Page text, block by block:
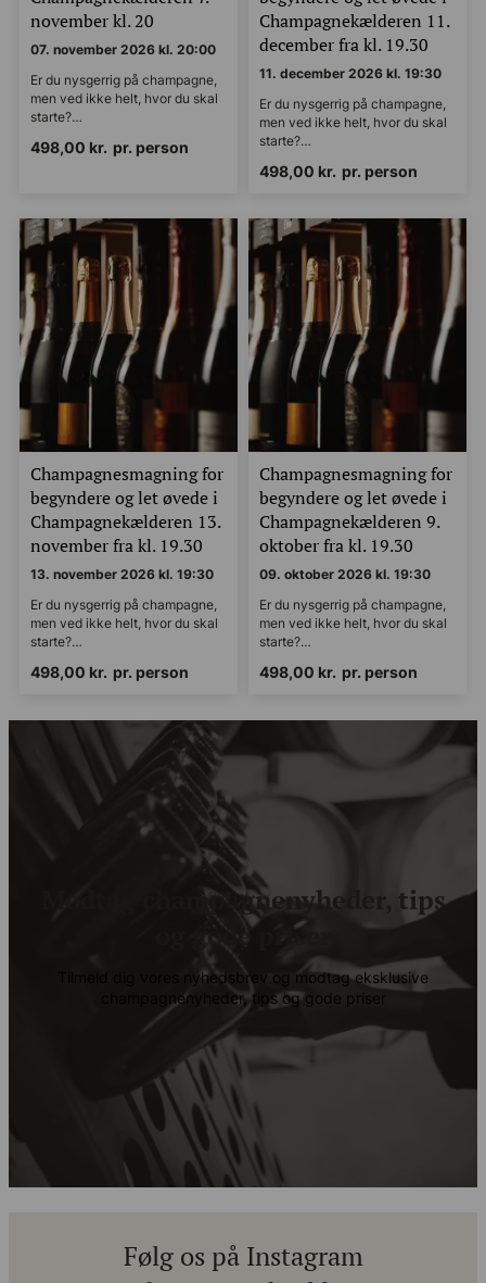
november kl. 20
07. november 2026 kl. 20:00
Er du nysgerrig på champagne,
men ved ikke helt, hvor du skal
starte?…
498,00 kr. pr. person
Champagnekælderen 11.
december fra kl. 19.30
11. december 2026 kl. 19:30
Er du nysgerrig på champagne,
men ved ikke helt, hvor du skal
starte?…
498,00 kr. pr. person
Champagnesmagning for
begyndere og let øvede i
Champagnekælderen 13.
november fra kl. 19.30
13. november 2026 kl. 19:30
Er du nysgerrig på champagne,
men ved ikke helt, hvor du skal
starte?…
498,00 kr. pr. person
Champagnesmagning for
begyndere og let øvede i
Champagnekælderen 9.
oktober fra kl. 19.30
09. oktober 2026 kl. 19:30
Er du nysgerrig på champagne,
men ved ikke helt, hvor du skal
starte?…
498,00 kr. pr. person
Modtag champagnenyheder, tips
og gode priser
Tilmeld dig vores nyhedsbrev og modtag eksklusive
champagnenyheder, tips og gode priser
Følg os på Instagram